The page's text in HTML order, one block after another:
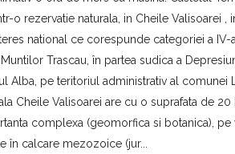
o rezervatie naturala, in Cheile Valisoarei ,
national ce corespunde categoriei a IV-
Trascau, în partea sudica a
Alba, pe teritoriul administrativ al comunei
Cheile Valisoarei are cu o suprafata de 20
complexa (geomorfica si botanica), pe
în calcare mezozoice (jur...